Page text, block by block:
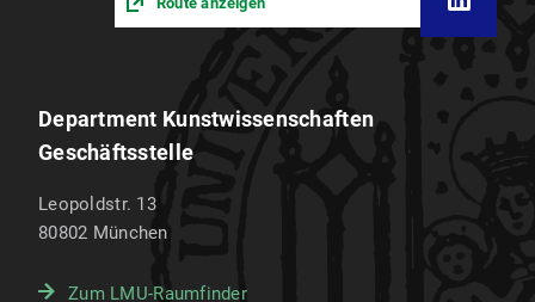
Department Kunstwissenschaften
Geschäftsstelle
Leopoldstr. 13
80802 München
Zum LMU-Raumfinder